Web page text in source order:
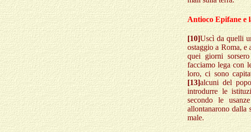
Antioco Epifane e
[10]Uscì da quelli
ostaggio a Roma, e
quei giorni
facciamo lega con
loro, ci sono
[13]alcuni del
introdurre le
secondo le
allontanarono dalla
male.